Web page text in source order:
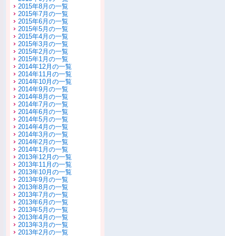
2015年8月の一覧
2015年7月の一覧
2015年6月の一覧
2015年5月の一覧
2015年4月の一覧
2015年3月の一覧
2015年2月の一覧
2015年1月の一覧
2014年12月の一覧
2014年11月の一覧
2014年10月の一覧
2014年9月の一覧
2014年8月の一覧
2014年7月の一覧
2014年6月の一覧
2014年5月の一覧
2014年4月の一覧
2014年3月の一覧
2014年2月の一覧
2014年1月の一覧
2013年12月の一覧
2013年11月の一覧
2013年10月の一覧
2013年9月の一覧
2013年8月の一覧
2013年7月の一覧
2013年6月の一覧
2013年5月の一覧
2013年4月の一覧
2013年3月の一覧
2013年2月の一覧